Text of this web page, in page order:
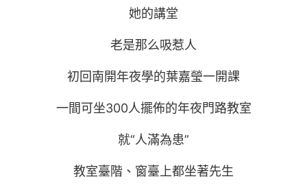
她的講堂
老是那么吸惹人
初回南開年夜學的葉嘉瑩一開課
一間可坐300人擺佈的年夜門路教室
就“人滿為患”
教室臺階、窗臺上都坐著先生